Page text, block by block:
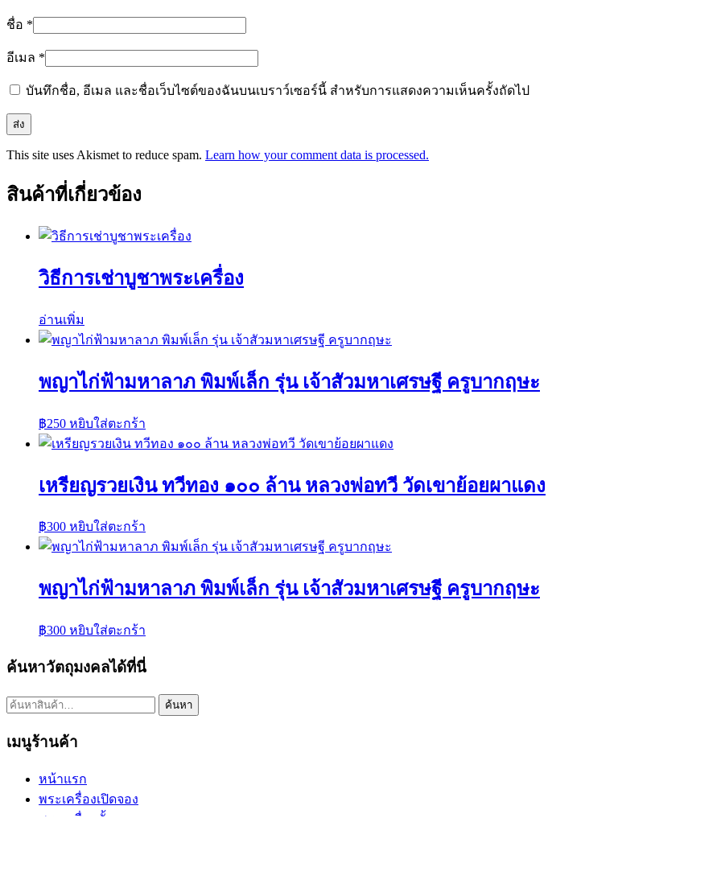
ชื่อ *
อีเมล *
บันทึกชื่อ, อีเมล และชื่อเว็บไซต์ของฉันบนเบราว์เซอร์นี้ สำหรับการแสดงความเห็นครั้งถัดไป
This site uses Akismet to reduce spam. Learn how your comment data is processed.
สินค้าที่เกี่ยวข้อง
วิธีการเช่าบูชาพระเครื่อง
อ่านเพิ่ม
พญาไก่ฟ้ามหาลาภ พิมพ์เล็ก รุ่น เจ้าสัวมหาเศรษฐี ครูบากฤษะ
฿250 หยิบใส่ตะกร้า
เหรียญรวยเงิน ทวีทอง ๑๐๐ ล้าน หลวงพ่อทวี วัดเขาย้อยผาแดง
฿300 หยิบใส่ตะกร้า
พญาไก่ฟ้ามหาลาภ พิมพ์เล็ก รุ่น เจ้าสัวมหาเศรษฐี ครูบากฤษะ
฿300 หยิบใส่ตะกร้า
ค้นหาวัตถุมงคลได้ที่นี่
ค้นหา: ค้นหา
เมนูร้านค้า
หน้าแรก
พระเครื่องเปิดจอง
พระเครื่องทั้งหมด